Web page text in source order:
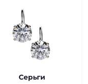
Серьги